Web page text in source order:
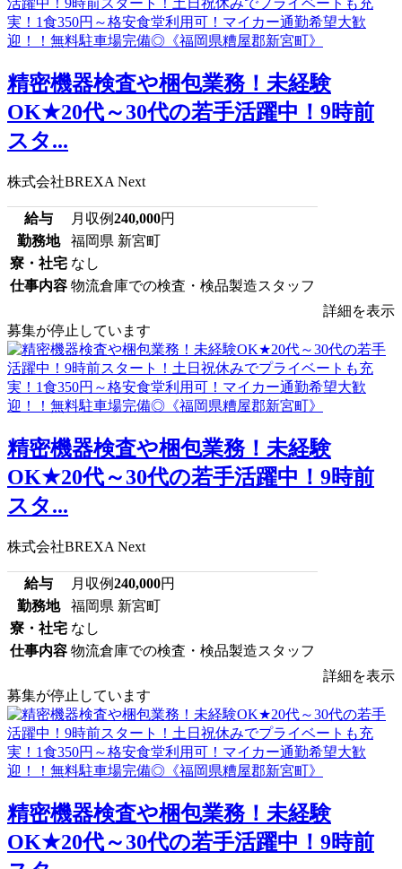
精密機器検査や梱包業務！未経験
OK★20代～30代の若手活躍中！9時前
スタ...
株式会社BREXA Next
給与 月収例240,000円
勤務地
福岡県 新宮町
寮・社宅 なし
仕事内容 物流倉庫での検査・検品製造スタッフ
詳細を表示
募集が停止しています
精密機器検査や梱包業務！未経験
OK★20代～30代の若手活躍中！9時前
スタ...
株式会社BREXA Next
給与 月収例240,000円
勤務地
福岡県 新宮町
寮・社宅 なし
仕事内容 物流倉庫での検査・検品製造スタッフ
詳細を表示
募集が停止しています
精密機器検査や梱包業務！未経験
OK★20代～30代の若手活躍中！9時前